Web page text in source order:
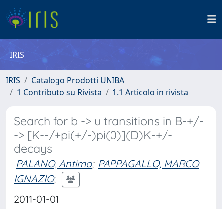
IRIS
IRIS
Catalogo Prodotti UNIBA
1 Contributo su Rivista
1.1 Articolo in rivista
Search for b -> u transitions in B-+/-
-> [K--/+pi(+/-)pi(0)](D)K-+/-
decays
PALANO, Antimo; PAPPAGALLO, MARCO
IGNAZIO;
2011-01-01